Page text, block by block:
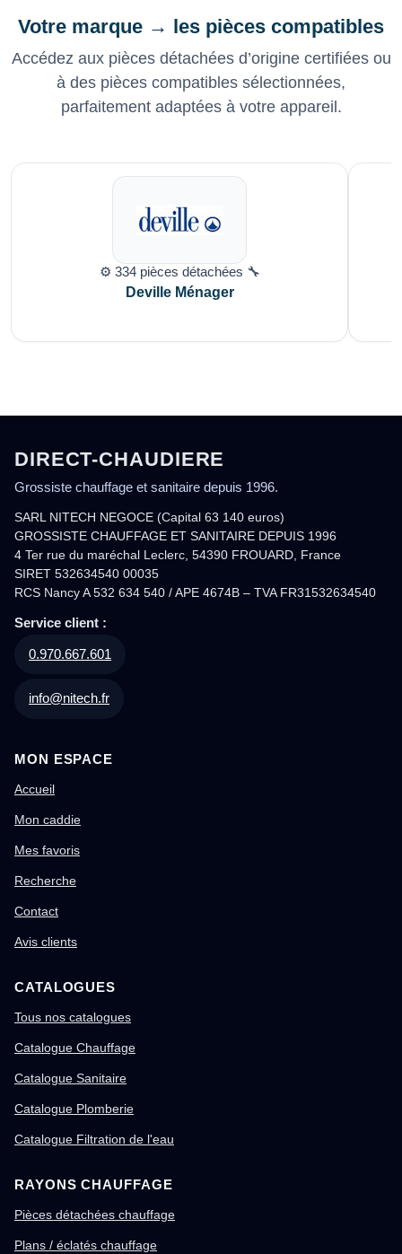
Votre marque → les pièces compatibles
Accédez aux pièces détachées d’origine certifiées ou
à des pièces compatibles sélectionnées,
parfaitement adaptées à votre appareil.
⚙️ 334 pièces détachées 🔧
Deville Ménager
DIRECT-CHAUDIERE
Grossiste chauffage et sanitaire depuis 1996.
SARL NITECH NEGOCE (Capital 63 140 euros)
GROSSISTE CHAUFFAGE ET SANITAIRE DEPUIS 1996
4 Ter rue du maréchal Leclerc, 54390 FROUARD, France
SIRET 532634540 00035
RCS Nancy A 532 634 540 / APE 4674B – TVA FR31532634540
Service client :
0.970.667.601
info@nitech.fr
MON ESPACE
Accueil
Mon caddie
Mes favoris
Recherche
Contact
Avis clients
CATALOGUES
Tous nos catalogues
Catalogue Chauffage
Catalogue Sanitaire
Catalogue Plomberie
Catalogue Filtration de l'eau
RAYONS CHAUFFAGE
Pièces détachées chauffage
Plans / éclatés chauffage